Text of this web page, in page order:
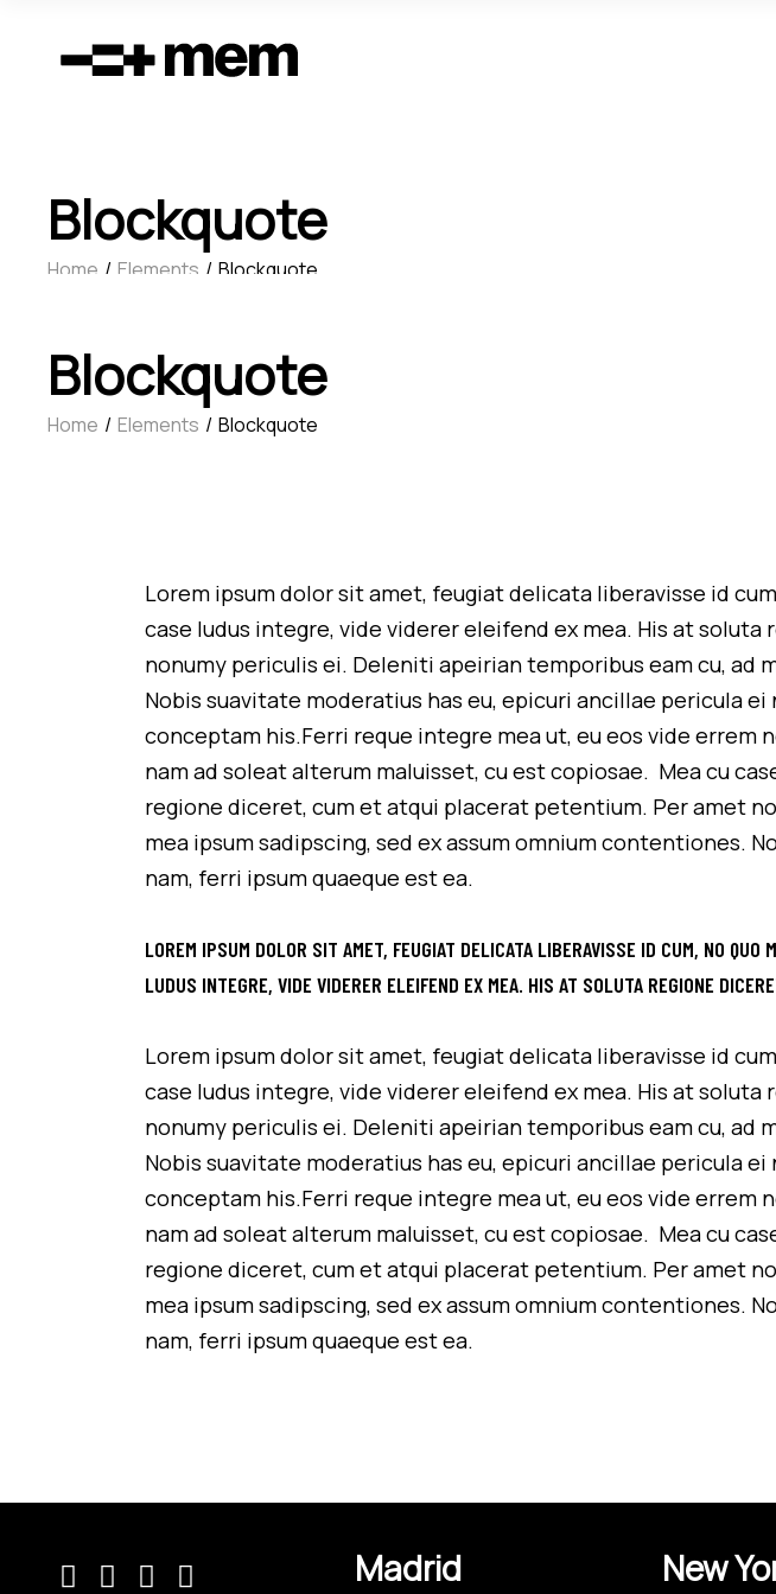
Blockquote
Home Elements Blockquote
Blockquote
Home Elements Blockquote
Lorem ipsum dolor sit amet, feugiat delicata liberavisse id
case ludus integre, vide viderer eleifend ex mea. His at
nonumy periculis ei. Deleniti apeirian temporibus eam cu, ad
Nobis suavitate moderatius has eu, epicuri ancillae pericula
conceptam his.Ferri reque integre mea ut, eu eos vide
nam ad soleat alterum maluisset, cu est copiosae. Mea cu
regione diceret, cum et atqui placerat petentium. Per amet
mea ipsum sadipscing, sed ex assum omnium contentiones.
nam, ferri ipsum quaeque est ea.
LOREM IPSUM DOLOR SIT AMET, FEUGIAT DELICATA LIBERAVISSE ID CUM, NO
LUDUS INTEGRE, VIDE VIDERER ELEIFEND EX MEA. HIS AT SOLUTA REGIONE
Lorem ipsum dolor sit amet, feugiat delicata liberavisse id
case ludus integre, vide viderer eleifend ex mea. His at
nonumy periculis ei. Deleniti apeirian temporibus eam cu, ad
Nobis suavitate moderatius has eu, epicuri ancillae pericula
conceptam his.Ferri reque integre mea ut, eu eos vide
nam ad soleat alterum maluisset, cu est copiosae. Mea cu
regione diceret, cum et atqui placerat petentium. Per amet
mea ipsum sadipscing, sed ex assum omnium contentiones.
nam, ferri ipsum quaeque est ea.
Madrid New